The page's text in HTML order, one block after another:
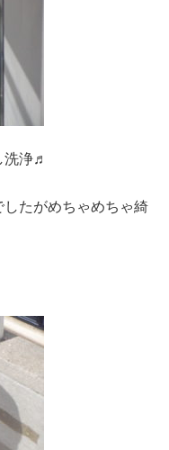
洗浄♬
たがめちゃめちゃ綺